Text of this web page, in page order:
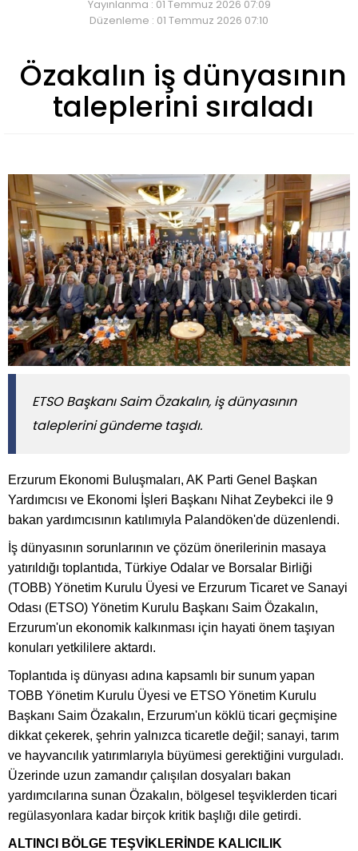
Yayınlanma : 01 Temmuz 2026 07:09
Düzenleme : 01 Temmuz 2026 07:10
Özakalın iş dünyasının
taleplerini sıraladı
ETSO Başkanı Saim Özakalın, iş dünyasının
taleplerini gündeme taşıdı.
Erzurum Ekonomi Buluşmaları, AK Parti Genel Başkan
Yardımcısı ve Ekonomi İşleri Başkanı Nihat Zeybekci ile 9
bakan yardımcısının katılımıyla Palandöken'de düzenlendi.
İş dünyasının sorunlarının ve çözüm önerilerinin masaya
yatırıldığı toplantıda, Türkiye Odalar ve Borsalar Birliği
(TOBB) Yönetim Kurulu Üyesi ve Erzurum Ticaret ve Sanayi
Odası (ETSO) Yönetim Kurulu Başkanı Saim Özakalın,
Erzurum'un ekonomik kalkınması için hayati önem taşıyan
konuları yetkililere aktardı.
Toplantıda iş dünyası adına kapsamlı bir sunum yapan
TOBB Yönetim Kurulu Üyesi ve ETSO Yönetim Kurulu
Başkanı Saim Özakalın, Erzurum'un köklü ticari geçmişine
dikkat çekerek, şehrin yalnızca ticaretle değil; sanayi, tarım
ve hayvancılık yatırımlarıyla büyümesi gerektiğini vurguladı.
Üzerinde uzun zamandır çalışılan dosyaları bakan
yardımcılarına sunan Özakalın, bölgesel teşviklerden ticari
regülasyonlara kadar birçok kritik başlığı dile getirdi.
ALTINCI BÖLGE TEŞVİKLERİNDE KALICILIK